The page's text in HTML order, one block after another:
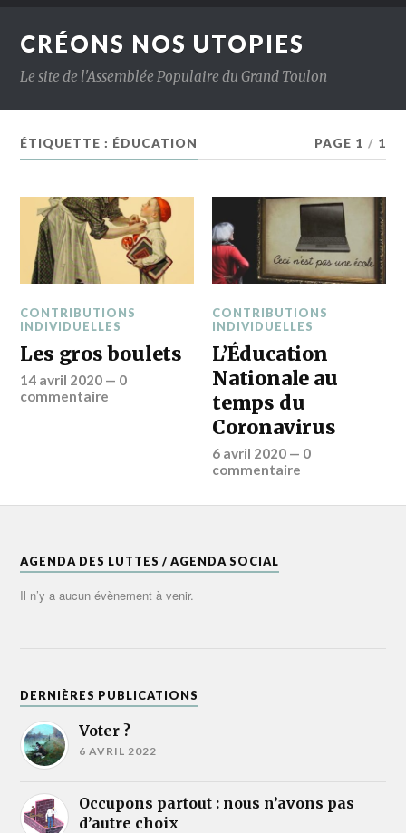
CRÉONS NOS UTOPIES
Le site de l'Assemblée Populaire du Grand Toulon
ÉTIQUETTE : ÉDUCATION PAGE 1 / 1
CONTRIBUTIONS
INDIVIDUELLES
Les gros boulets
14 avril 2020 — 0
commentaire
CONTRIBUTIONS
INDIVIDUELLES
L’Éducation
Nationale au
temps du
Coronavirus
6 avril 2020 — 0
commentaire
AGENDA DES LUTTES / AGENDA SOCIAL
Il n’y a aucun évènement à venir.
DERNIÈRES PUBLICATIONS
Voter ?
6 AVRIL 2022
Occupons partout : nous n’avons pas
d’autre choix